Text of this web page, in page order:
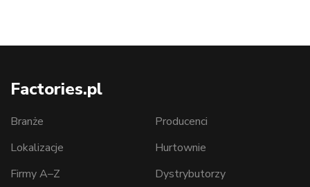
Factories.pl
Branże
Lokalizacje
Firmy A–Z
Producenci
Hurtownie
Dystrybutorzy